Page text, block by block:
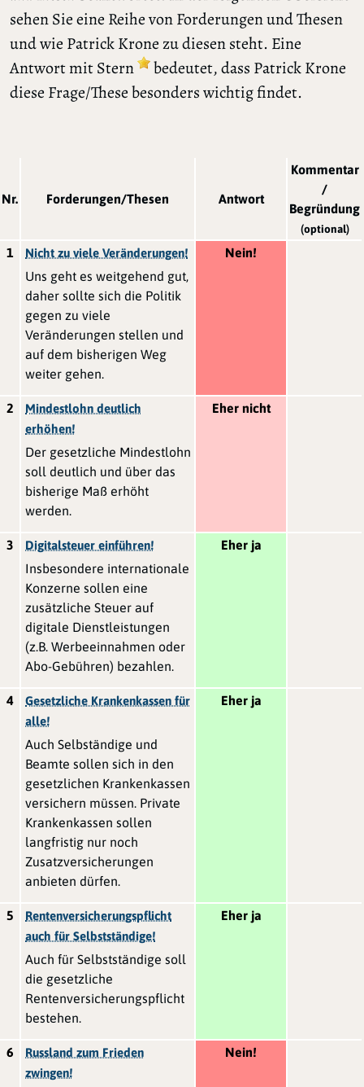
sehen Sie eine Reihe von Forderungen und Thesen
und wie Patrick Krone zu diesen steht. Eine
Antwort mit Stern
bedeutet, dass Patrick Krone
diese Frage/These besonders wichtig findet.
Nr. Forderungen/Thesen Antwort
Kommentar
/
Begründung
(optional)
1 Nicht zu viele Veränderungen!
Uns geht es weitgehend gut,
daher sollte sich die Politik
gegen zu viele
Veränderungen stellen und
auf dem bisherigen Weg
weiter gehen.
Nein!
2
Mindestlohn deutlich
erhöhen!
Der gesetzliche Mindestlohn
soll deutlich und über das
bisherige Maß erhöht
werden.
Eher nicht
3 Digitalsteuer einführen!
Insbesondere internationale
Konzerne sollen eine
zusätzliche Steuer auf
digitale Dienstleistungen
(z.B. Werbeeinnahmen oder
Abo-Gebühren) bezahlen.
Eher ja
4
Gesetzliche Krankenkassen für
alle!
Auch Selbständige und
Beamte sollen sich in den
gesetzlichen Krankenkassen
versichern müssen. Private
Krankenkassen sollen
langfristig nur noch
Zusatzversicherungen
anbieten dürfen.
Eher ja
5
Rentenversicherungspflicht
auch für Selbstständige!
Auch für Selbstständige soll
die gesetzliche
Rentenversicherungspflicht
bestehen.
Eher ja
6
Russland zum Frieden
zwingen!
Nein!